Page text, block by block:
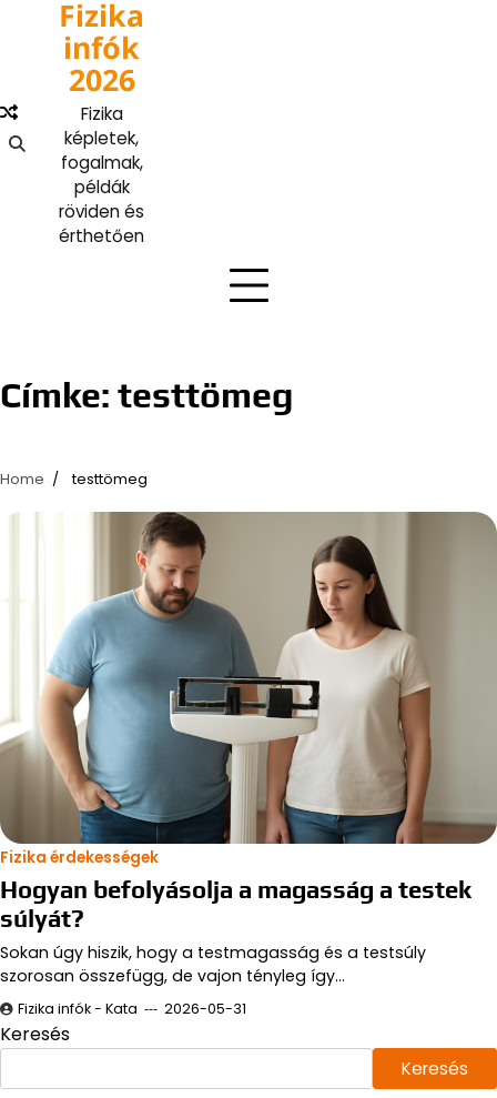
content
Fizika
infók
2026
Fizika
képletek,
fogalmak,
példák
röviden és
érthetően
Címke: testtömeg
Home testtömeg
Fizika érdekességek
Hogyan befolyásolja a magasság a testek
súlyát?
Sokan úgy hiszik, hogy a testmagasság és a testsúly
szorosan összefügg, de vajon tényleg így…
Fizika infók - Kata 2026-05-31
Keresés
Keresés